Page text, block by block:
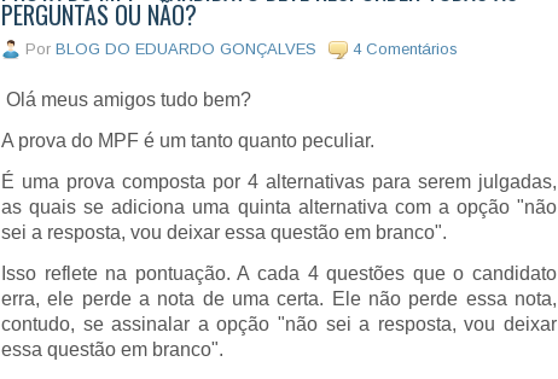
PERGUNTAS OU NÃO?
Por BLOG DO EDUARDO GONÇALVES 4 Comentários
Olá meus amigos tudo bem?
A prova do MPF é um tanto quanto peculiar.
É uma prova composta por 4 alternativas para serem julgadas,
as quais se adiciona uma quinta alternativa com a opção "não
sei a resposta, vou deixar essa questão em branco".
Isso reflete na pontuação. A cada 4 questões que o candidato
erra, ele perde a nota de uma certa. Ele não perde essa nota,
contudo, se assinalar a opção "não sei a resposta, vou deixar
essa questão em branco".